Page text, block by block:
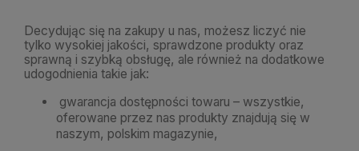
Decydując się na zakupy u nas, możesz liczyć nie
tylko wysokiej jakości, sprawdzone produkty oraz
sprawną i szybką obsługę, ale również na dodatkowe
udogodnienia takie jak:
gwarancja dostępności towaru – wszystkie,
oferowane przez nas produkty znajdują się w
naszym, polskim magazynie,